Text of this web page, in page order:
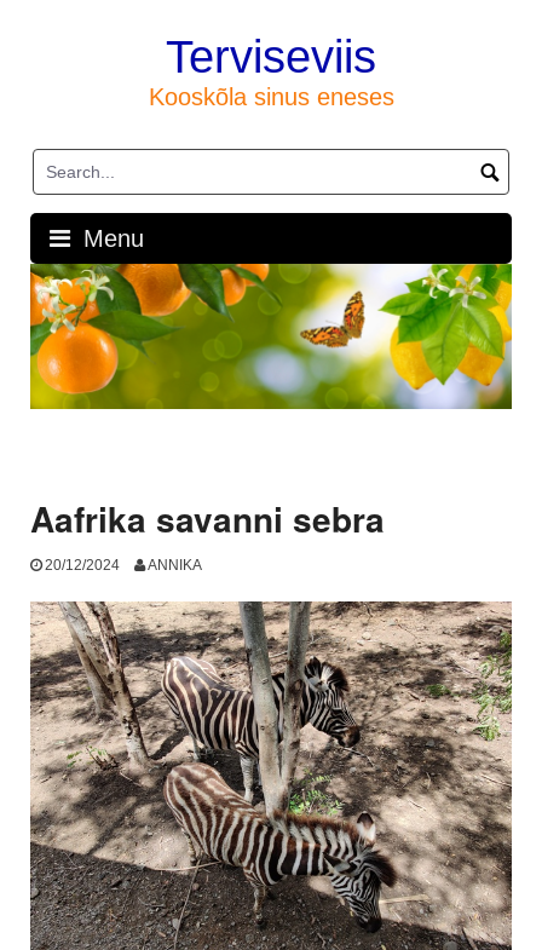
Terviseviis
Kooskõla sinus eneses
Menu
Aafrika savanni sebra
20/12/2024 ANNIKA